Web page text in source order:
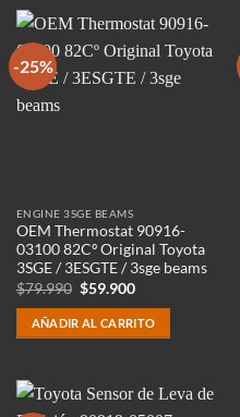
-25%
ENGINE 3SGE BEAMS
OEM Thermostat 90916-
03100 82Cº Original Toyota
3SGE / 3ESGTE / 3sge beams
$79.990 El
original
era:
$79.990.
$59.900El
actual
es:
$59.900.
AÑADIR AL CARRITO